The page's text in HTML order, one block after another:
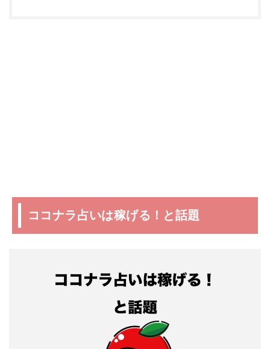
ココナラ占いは稼げる！と話題